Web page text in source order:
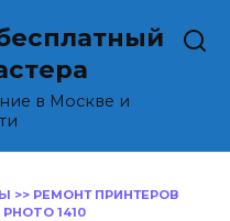
в Москве и
>> РЕМОНТ ПРИНТЕРОВ
1410